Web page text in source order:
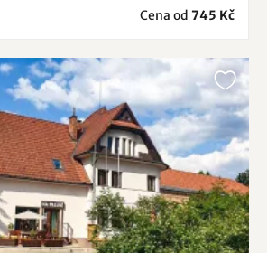
Cena od 745 Kč